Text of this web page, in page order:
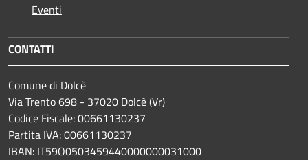
Eventi
CONTATTI
Comune di Dolcè
Via Trento 698 - 37020 Dolcè (Vr)
Codice Fiscale: 00661130237
Partita IVA: 00661130237
IBAN: IT59O0503459440000000031000